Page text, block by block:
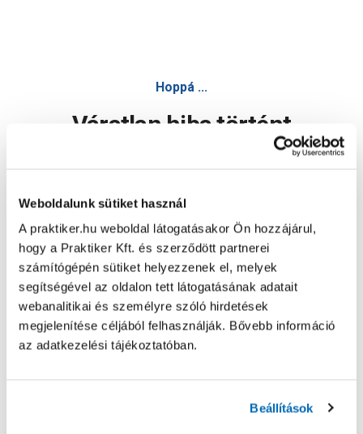
Weboldalunk sütiket használ
A praktiker.hu weboldal látogatásakor Ön hozzájárul,
hogy a Praktiker Kft. és szerződött partnerei
számítógépén sütiket helyezzenek el, melyek
segítségével az oldalon tett látogatásának adatait
webanalitikai és személyre szóló hirdetések
megjelenítése céljából felhasználják. Bővebb információ
az adatkezelési tájékoztatóban.
Beállítások
Hoppá ...
Váratlan hiba történt
Oldal újratöltése